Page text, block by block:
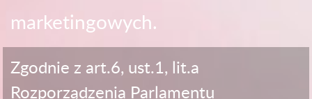
marketingowych.
Zgodnie z art.6, ust.1, lit.a
Rozporządzenia Parlamentu